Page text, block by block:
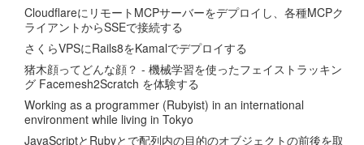
CloudflareにリモートMCPサーバーをデプロイし、各種MCPク
ライアントからSSEで接続する
さくらVPSにRails8をKamalでデプロイする
猪木顔ってどんな顔？ - 機械学習を使ったフェイストラッキン
グ Facemesh2Scratch を体験する
Working as a programmer (Rubyist) in an international
environment while living in Tokyo
JavaScriptとRubyとで配列内の目的のオブジェクトの前後を取